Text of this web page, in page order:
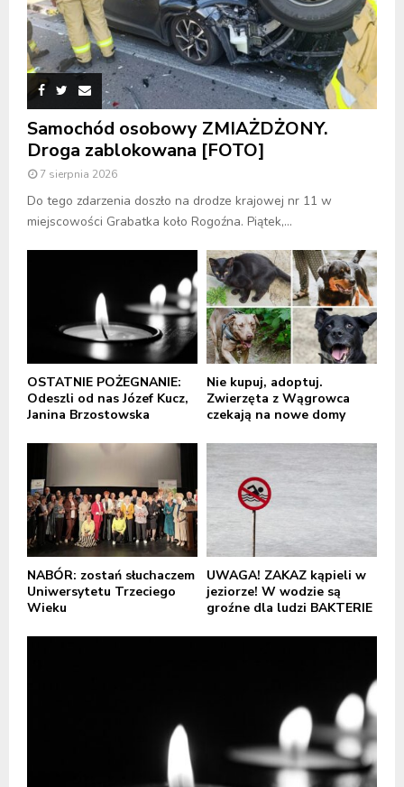
Samochód osobowy ZMIAŻDŻONY.
Droga zablokowana [FOTO]
7 sierpnia 2026
Do tego zdarzenia doszło na drodze krajowej nr 11 w
miejscowości Grabatka koło Rogoźna. Piątek,...
OSTATNIE POŻEGNANIE:
Odeszli od nas Józef Kucz,
Janina Brzostowska
Nie kupuj, adoptuj.
Zwierzęta z Wągrowca
czekają na nowe domy
NABÓR: zostań słuchaczem
Uniwersytetu Trzeciego
Wieku
UWAGA! ZAKAZ kąpieli w
jeziorze! W wodzie są
groźne dla ludzi BAKTERIE